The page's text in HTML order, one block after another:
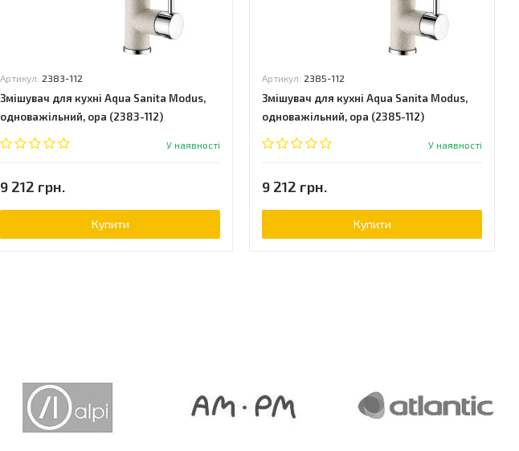
Артикул: 2383-112
Змішувач для кухні Aqua Sanita Modus,
одноважільний, ора (2383-112)
У наявності
9 212 грн.
Купити
Артикул: 2385-112
Змішувач для кухні Aqua Sanita Modus,
одноважільний, ора (2385-112)
У наявності
9 212 грн.
Купити